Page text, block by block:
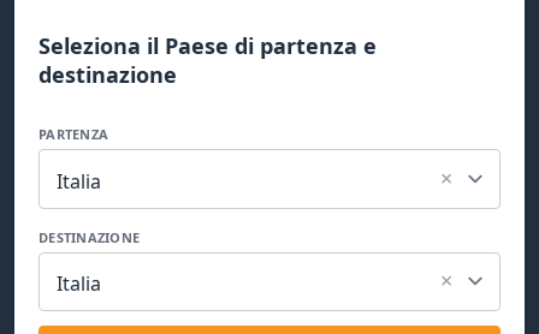
Seleziona il Paese di partenza e
destinazione
PARTENZA
Italia ×
DESTINAZIONE
Italia ×